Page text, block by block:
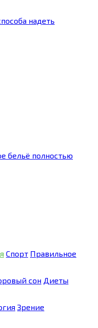
надеть
бельё полностью
Спорт Правильное
сон Диеты
Зрение